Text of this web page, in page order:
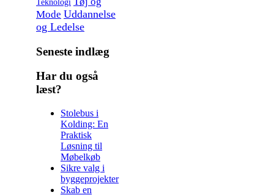
Mode Uddannelse
og Ledelse
Seneste indlæg
Har du også
læst?
Stolebus i
Kolding: En
Praktisk
Løsning til
Møbelkøb
Sikre valg i
byggeprojekter
Skab en